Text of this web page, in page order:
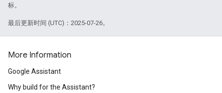
标。
最后更新时间 (UTC)：2025-07-26。
More Information
Google Assistant
Why build for the Assistant?